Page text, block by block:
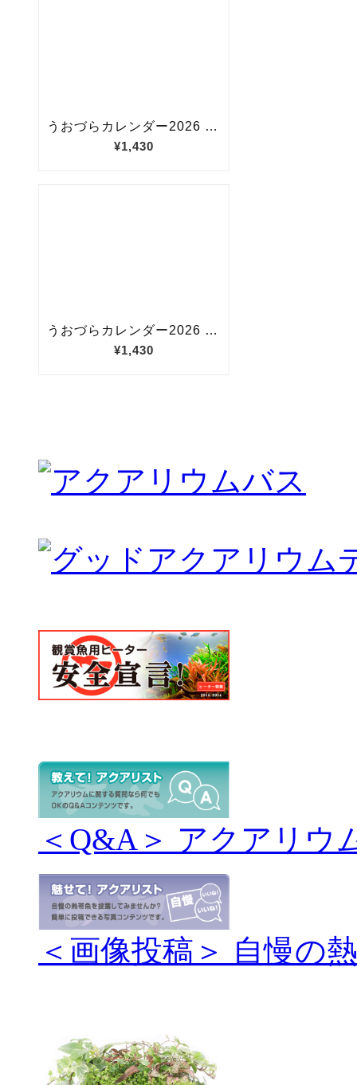
＜Q&A＞ アクアリウ
＜画像投稿＞ 自慢の